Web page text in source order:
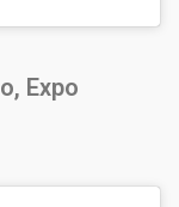
Expo